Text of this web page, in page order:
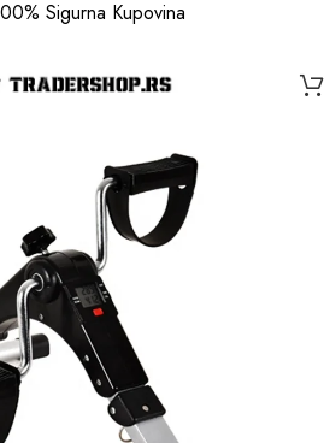
Sigurna Kupovina